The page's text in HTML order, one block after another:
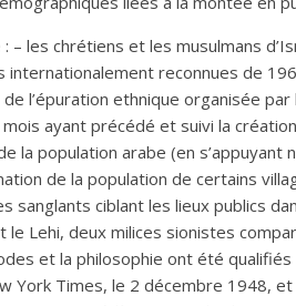
» par Hannah Arendt dans une lettre ouverte publiée par le New York Times, le 2 décembre 1948, et qui étaient dirigés respectivement par Menahem Begin et Yitzhak Shamir, qui accédèrent aux plus hautes responsabilités du pays quelques décennies plus tard. Ainsi, Israël est l’un des très rares pays de l’histoire récente à avoir eu deux dirigeants ayant personnellement ordonné le massacre de populations civiles, comme celui de la population villageoise de Deir Yassin, commis conjointement le 09 avril 1948 par l’Irgoun et le Lehi – où certaines victimes ont été brûlées vives dans des fours, et l’attentat de l’hôtel de l’hôtel King David de Jérusalem, qui fit 91 morts le 22 juillet 1946 et fut perpétré par l’Irgoun. Et auxquels s’ajoutent des assassinats ciblés de hautes personnalités étrangères, comme le double assassinat du médiateur de l’ONU, le comte suédois Folke Bernadotte, et du chef des observateurs militaires en Palestine de la même organisation et colonel de l’armée de l’air française, André Sérot, commis par le Lehi le 17 septembre 1948. Une campagne de terreur qui avait d’ailleurs déjà commencé avant la seconde guerre mondiale, dans la seconde moitié des années 1930). – le territoire d’Israël n’a jamais été uniquement peuplé par les juifs dans l’antiquité, contrairement à ce qu’affirme la propagande officielle et sioniste, mais que d’autres peuples y habitaient également (les chrétiens et les musulmans d’Israël ayant donc souvent des ancêtres à la présence très ancienne, et étant même, pour un certain nombre d’entre eux, les lointains descendants de juifs convertis) ; – la population juive d’Israël bénéficie d’une démographie plus dynamique que les populations non juives du pays, grâce à une fécondité de plus en plus largement supérieure (3,1 enfants par femme en 2022, contre 2,8), et à une immigration permanente quasi exclusivement juive ou de culture juive (la population totale d’Israël, déjà largement supérieure à celle de la Palestine occupée, devant bientôt être deux fois supérieure à celle du Liban, et dépasser celle de la Jordanie) ; et alors que la quasi-totalité des pays du monde progressent d’année en année en matière de lutte contre les discriminations ethniques, religieuses et sexistes, Israël mène une politique de plus en plus forte de ségrégation et de marginalisation des minorités, accompagnée d’une hostilité grandissante à l’égard des femmes. Et ce, comme le démontrent les 10 points suivants, stupéfiants et totalement occultés par les grands médias occidentaux : 1) Des écoles publiques, des parcs municipaux, des villes et des villages interdits aux chrétiens et aux musulmans : Un nombre grandissant d’écoles publiques israéliennes refuse de scolariser les petits enfants chrétiens et musulmans, même lorsqu’il n’y a aucune école appartenant à leur secteur à proximité (le système éducatif israélien compte un secteur juif et un secteur arabe, dans lesquels sont respectivement scolarisés la quasi-totalité des enfants juifs et non juifs). Dans la localité très majoritairement juive de Karmiel, dans le nord du pays, se sont même désormais les vingt écoles publiques de la ville qui refusent, toutes, de scolariser les enfants chrétiens ou musulmans, les obligeant ainsi à parcourir plusieurs kilomètres afin de trouver une école pouvant les accueillir. Et dans le même temps, la municipalité